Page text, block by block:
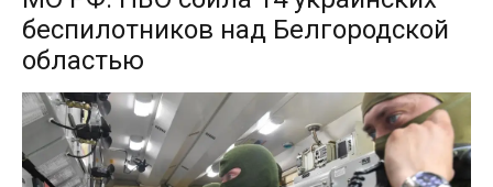
беспилотников над Белгородской
областью